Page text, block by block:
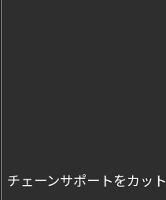
チェーンサポートをカット